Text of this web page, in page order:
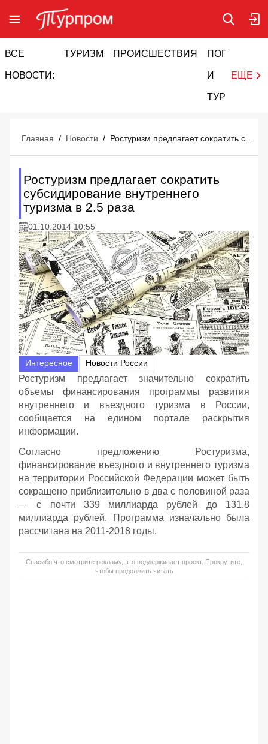
ВСЕ
НОВОСТИ:
ТУРИЗМ ПРОИСШЕСТВИЯ ПОГОДА
И
ТУРИЗМ
ЕЩЕ
Главная / Новости /
Ростуризм предлагает сократить
субсидирование внутреннего
туризма в 2.5 раза
01.10.2014 10:55
Интересное Новости России
Ростуризм предлагает значительно сократить
объемы финансирования программы развития
внутреннего и въездного туризма в России,
сообщается на едином портале раскрытия
информации.
Согласно предложению Ростуризма,
финансирование въездного и внутреннего туризма
на территории Российской Федерации может быть
сокращено приблизительно в два с половиной раза
— с почти 339 миллиарда рублей до 131.8
миллиарда рублей. Программа изначально была
рассчитана на 2011-2018 годы.
Спасибо что смотрите рекламу, это поддерживает проект. Прокрутите,
чтобы продолжить читать